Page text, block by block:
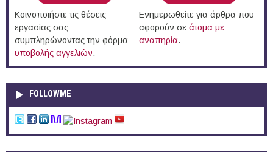
Κοινοποιήστε τις θέσεις
εργασίας σας
συμπληρώνοντας την φόρμα
υποβολής αγγελιών.
Ενημερωθείτε για άρθρα που
αφορούν σε άτομα με
αναπηρία.
FOLLOWME